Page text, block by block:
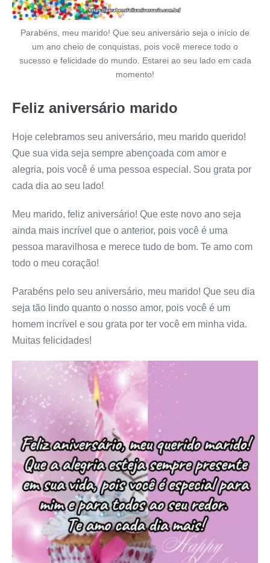
Parabéns, meu marido! Que seu aniversário seja o início de
um ano cheio de conquistas, pois você merece todo o
sucesso e felicidade do mundo. Estarei ao seu lado em cada
momento!
Feliz aniversário marido
Hoje celebramos seu aniversário, meu marido querido!
Que sua vida seja sempre abençoada com amor e
alegria, pois você é uma pessoa especial. Sou grata por
cada dia ao seu lado!
Meu marido, feliz aniversário! Que este novo ano seja
ainda mais incrível que o anterior, pois você é uma
pessoa maravilhosa e merece tudo de bom. Te amo com
todo o meu coração!
Parabéns pelo seu aniversário, meu marido! Que seu dia
seja tão lindo quanto o nosso amor, pois você é um
homem incrível e sou grata por ter você em minha vida.
Muitas felicidades!